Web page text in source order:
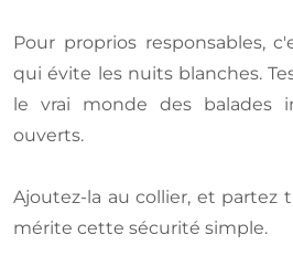
Pour proprios responsables,
qui évite les nuits blanches.
le vrai monde des balades
ouverts.
Ajoutez-la au collier, et partez
mérite cette sécurité simple.